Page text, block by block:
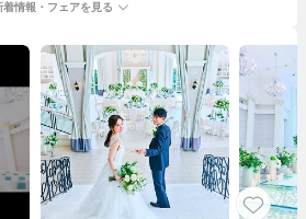
着情報・フェアを見る